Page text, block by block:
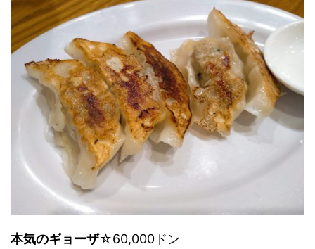
本気のギョーザ☆60,000ドン